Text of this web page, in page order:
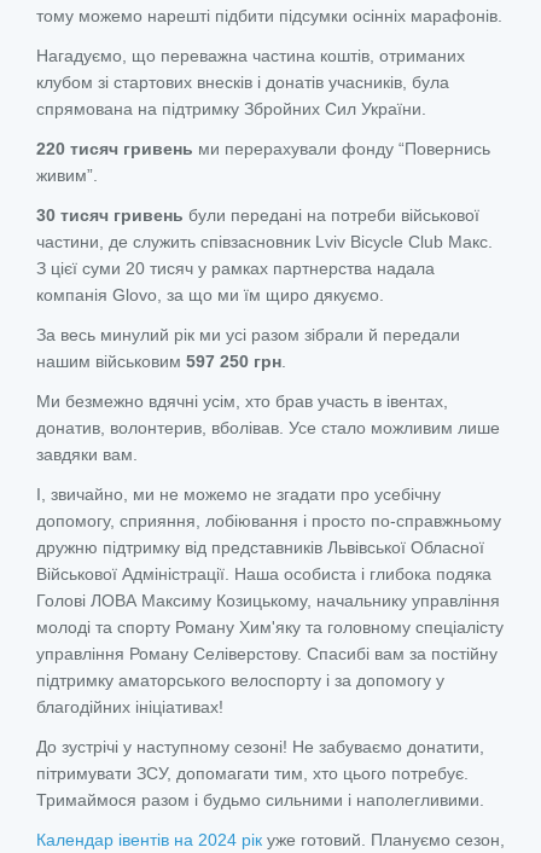
тому можемо нарешті підбити підсумки осінніх марафонів.
Нагадуємо, що переважна частина коштів, отриманих
клубом зі стартових внесків і донатів учасників, була
спрямована на підтримку Збройних Сил України.
220 тисяч гривень ми перерахували фонду “Повернись
живим”.
30 тисяч гривень були передані на потреби військової
частини, де служить співзасновник Lviv Bicycle Club Макс.
З цієї суми 20 тисяч у рамках партнерства надала
компанія Glovo, за що ми їм щиро дякуємо.
За весь минулий рік ми усі разом зібрали й передали
нашим військовим 597 250 грн
Ми безмежно вдячні усім, хто брав участь в івентах,
донатив, волонтерив, вболівав. Усе стало можливим лише
завдяки вам.
І, звичайно, ми не можемо не згадати про усебічну
допомогу, сприяння, лобіювання і просто по-справжньому
дружню підтримку від представників Львівської Обласної
Військової Адміністрації. Наша особиста і глибока подяка
Голові ЛОВА Максиму Козицькому, начальнику управління
молоді та спорту Роману Хим'яку та головному спеціалісту
управління Роману Селіверстову. Спасибі вам за постійну
підтримку аматорського велоспорту і за допомогу у
благодійних ініціативах!
До зустрічі у наступному сезоні! Не забуваємо донатити,
пітримувати ЗСУ, допомагати тим, хто цього потребує.
Тримаймося разом і будьмо сильними і наполегливими.
Календар івентів на 2024 рік уже готовий. Плануємо сезон,